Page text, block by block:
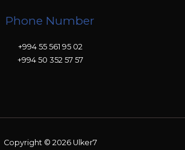
Phone Number
+994 55 561 95 02
+994 50 352 57 57
Copyright © 2026 Ulker7